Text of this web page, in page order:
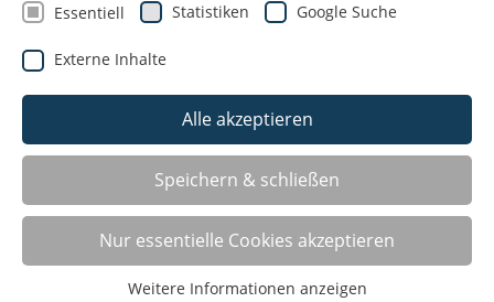
Essentiell Statistiken Google Suche
Externe Inhalte
Alle akzeptieren
Speichern & schließen
Nur essentielle Cookies akzeptieren
Weitere Informationen anzeigen